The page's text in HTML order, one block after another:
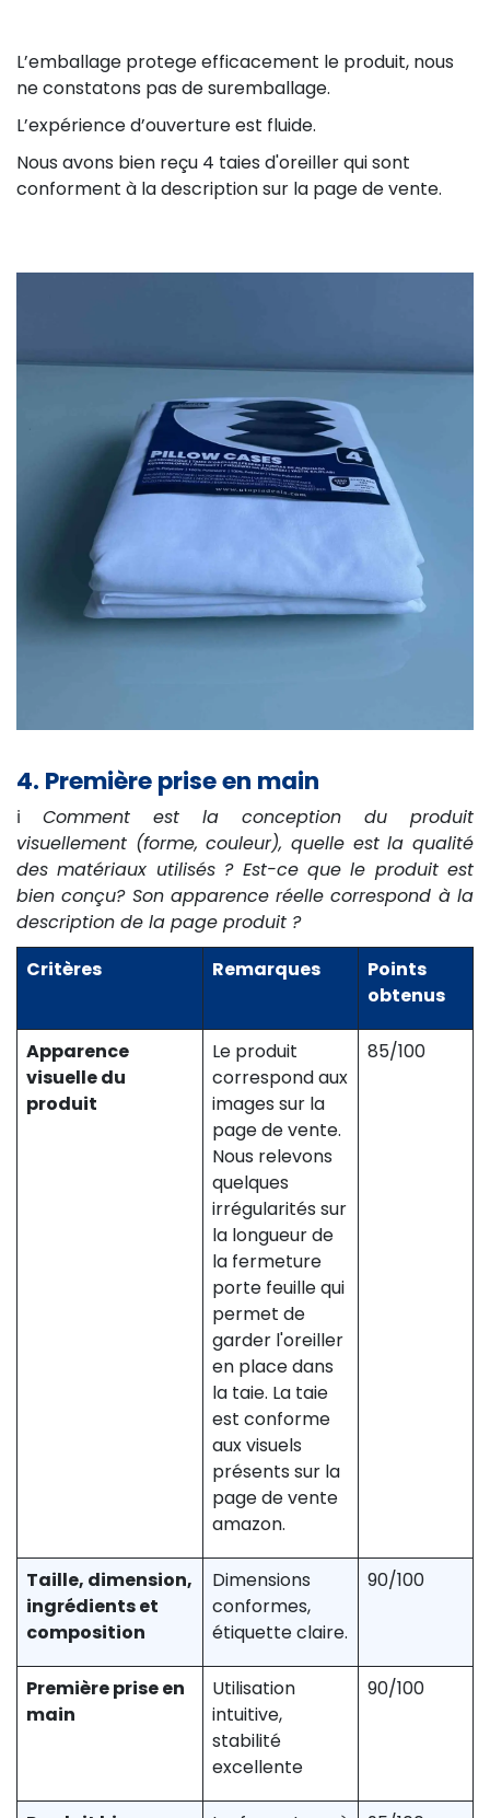
L’emballage protege efficacement le produit, nous
ne constatons pas de suremballage.
L’expérience d’ouverture est fluide.
Nous avons bien reçu 4 taies d'oreiller qui sont
conforment à la description sur la page de vente.
4. Première prise en main
ℹ️ Comment est la conception du produit
visuellement (forme, couleur), quelle est la qualité
des matériaux utilisés ? Est-ce que le produit est
bien conçu? Son apparence réelle correspond à la
description de la page produit ?
Critères
Remarques
Points
obtenus
Apparence
visuelle du
produit
Le produit
correspond aux
images sur la
page de vente.
Nous relevons
quelques
irrégularités sur
la longueur de
la fermeture
porte feuille qui
permet de
garder l'oreiller
en place dans
la taie. La taie
est conforme
aux visuels
présents sur la
page de vente
amazon.
85/100
Taille, dimension,
ingrédients et
composition
Dimensions
conformes,
étiquette claire.
90/100
Première prise en
main
Utilisation
intuitive,
stabilité
excellente
90/100